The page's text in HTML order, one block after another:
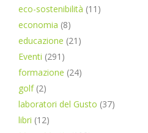
eco-sostenibilità (11)
economia (8)
educazione (21)
Eventi (291)
formazione (24)
golf(2)
laboratori del Gusto (37)
libri (12)